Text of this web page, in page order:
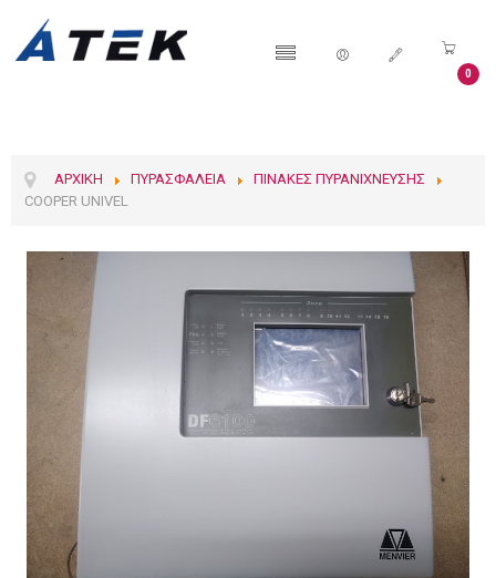
0
ΑΡΧΙΚΉ ΠΥΡΑΣΦΆΛΕΙΑ
ΠΊΝΑΚΕΣ ΠΥΡΑΝΊΧΝΕΥΣΗΣ
COOPER UNIVEL